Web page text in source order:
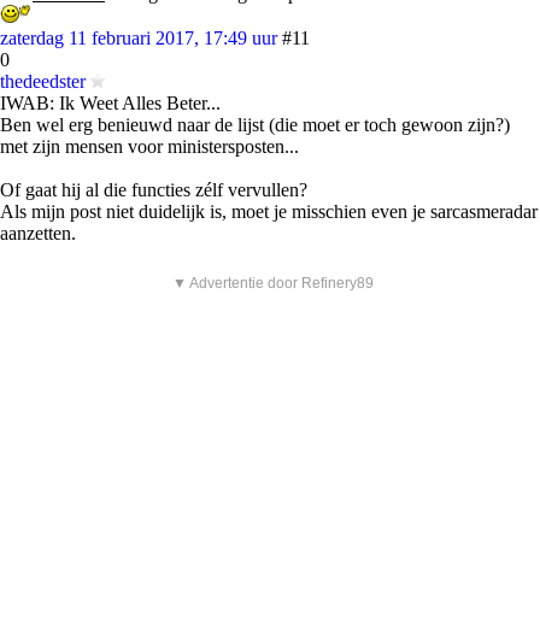
zaterdag 11 februari 2017, 17:49 uur #11
0
thedeedster
IWAB: Ik Weet Alles Beter...
Ben wel erg benieuwd naar de lijst (die moet er toch gewoon zijn?)
met zijn mensen voor ministersposten...
Of gaat hij al die functies zélf vervullen?
Als mijn post niet duidelijk is, moet je misschien even je sarcasmeradar
aanzetten.
▼ Advertentie door Refinery89